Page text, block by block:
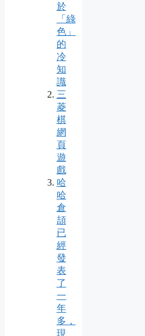
於
「綠
色」
的
冷
知
識
三
菱
棋
網
頁
遊
戲
哈
哈
倉
頡
已
經
發
表
了
一
年
多，
現